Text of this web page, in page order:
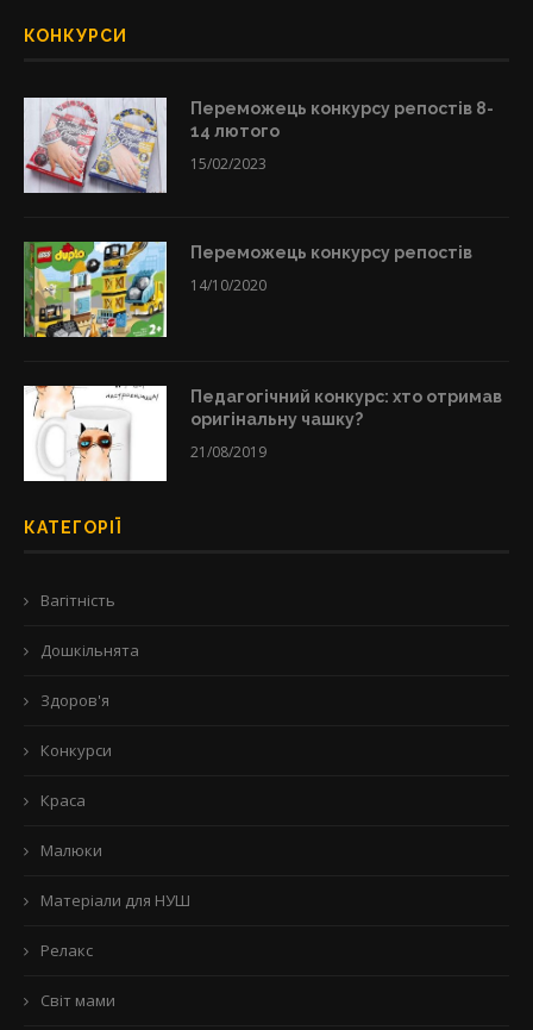
КОНКУРСИ
Переможець конкурсу репостів 8-
14 лютого
15/02/2023
Переможець конкурсу репостів
14/10/2020
Педагогічний конкурс: хто отримав
оригінальну чашку?
21/08/2019
КАТЕГОРІЇ
Вагітність
Дошкільнята
Здоров'я
Конкурси
Краса
Малюки
Матеріали для НУШ
Релакс
Світ мами